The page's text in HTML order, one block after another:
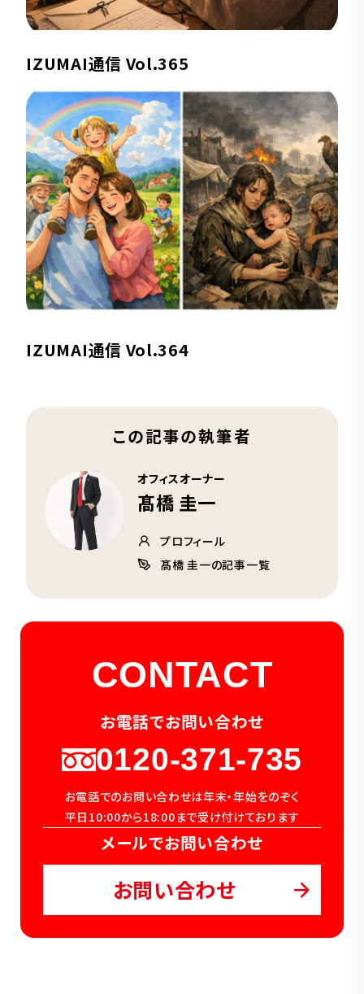
IZUMAI通信 Vol.365
IZUMAI通信 Vol.364
この記事の執筆者
オフィスオーナー
髙橋 圭一
プロフィール
髙橋 圭一の記事一覧
CONTACT
お電話でお問い合わせ
0120-371-735
お電話でのお問い合わせは年末・年始をのぞく
平日10:00から18:00まで受け付けております
メールでお問い合わせ
お問い合わせ